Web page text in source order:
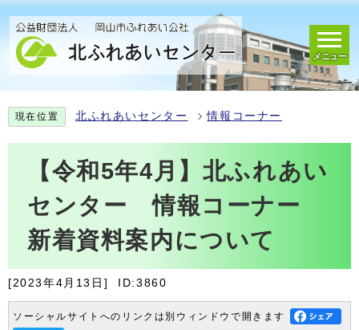
メニュー
現在位置 北ふれあいセンター 情報コーナー
【令和5年4月】北ふれあい
センター 情報コーナー
新着資料案内について
[2023年4月13日] ID:3860
ソーシャルサイトへのリンクは別ウィンドウで開きます